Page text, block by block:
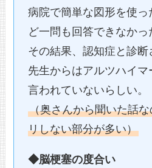
病院で簡単な図形を使
ど一問も回答できなかっ
その結果、認知症と診断
先生からはアルツハイ
言われていないらしい。
（奥さんから聞いた話
リしない部分が多い）
◆脳梗塞の度合い